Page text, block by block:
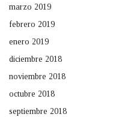
marzo 2019
febrero 2019
enero 2019
diciembre 2018
noviembre 2018
octubre 2018
septiembre 2018